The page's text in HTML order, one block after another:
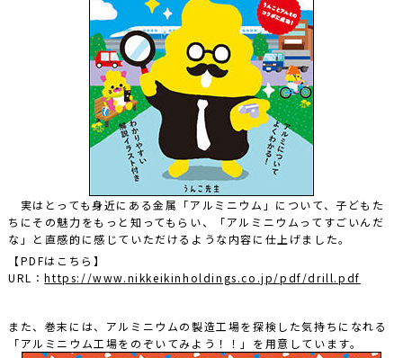
実はとっても身近にある金属「アルミニウム」について、子どもた
ちにその魅力をもっと知ってもらい、「アルミニウムってすごいんだ
な」と直感的に感じていただけるような内容に仕上げました。
【PDFはこちら】
URL：https://www.nikkeikinholdings.co.jp/pdf/drill.pdf
また、巻末には、アルミニウムの製造工場を探検した気持ちになれる
「アルミニウム工場をのぞいてみよう！！」を用意しています。